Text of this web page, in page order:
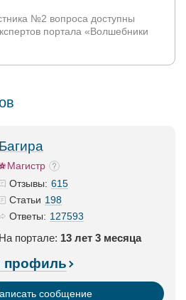
№2 вопроса доступны
портала «Волшебники
Багира
Магистр
Отзывы: 615
Статьи 198
Ответы: 127593
На портале: 13 лет 3 месяца
профиль
сообщение